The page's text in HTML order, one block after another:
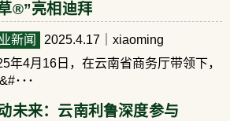
®”亮相迪拜
新闻 2025.4.17 ｜xiaoming
年4月16日，在云南省商务厅带领下，
･･･
未来：云南利鲁深度参与